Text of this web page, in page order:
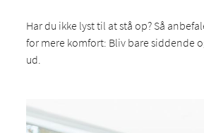
Har du ikke lyst til at stå op? Så
for mere komfort: Bliv bare siddende
ud.